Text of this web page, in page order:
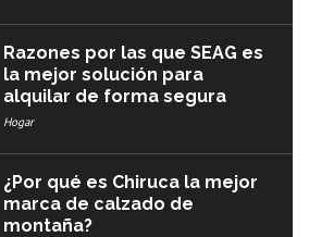
Razones por las que SEAG es
la mejor solución para
alquilar de forma segura
Hogar
¿Por qué es Chiruca la mejor
marca de calzado de
montaña?